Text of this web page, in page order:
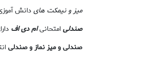
میز و نیمکت های دانش
صندلیامتحانیام دی اف
صندلی و میز نماز و صندلی